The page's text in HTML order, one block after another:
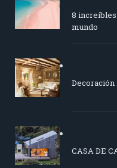
8 increíbles
mundo
Decoración
CASA DE